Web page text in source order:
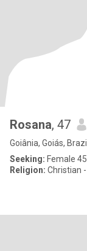
Rosana, 47
Goiânia, Goiás, Brazil
Seeking: Female
Religion: Christian